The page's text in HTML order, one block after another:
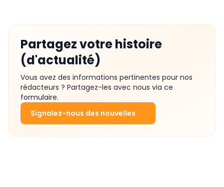
Partagez votre histoire
(d'actualité)
Vous avez des informations pertinentes pour nos
rédacteurs ? Partagez-les avec nous via ce
formulaire.
Signalez-nous des nouvelles